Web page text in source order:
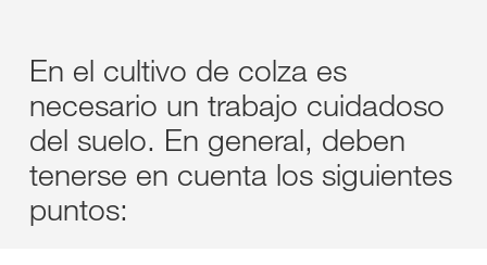
En el cultivo de colza es
necesario un trabajo cuidadoso
del suelo. En general, deben
tenerse en cuenta los siguientes
puntos: